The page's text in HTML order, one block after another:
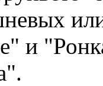
и